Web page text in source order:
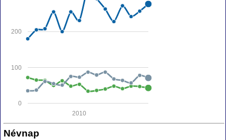
0
100
200
2010
Névnap